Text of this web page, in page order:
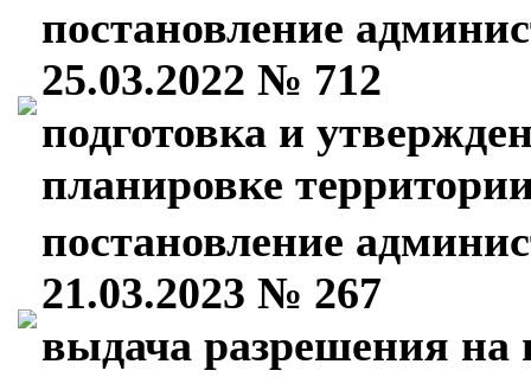
постановление
25.03.2022 № 712
подготовка и
планировке
постановление
21.03.2023 № 267
выдача разрешения на